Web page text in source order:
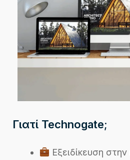
Γιατί Technogate;
Εξειδίκευση στην